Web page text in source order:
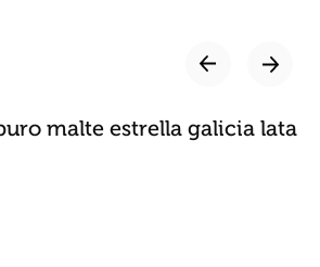
malte estrella galicia lata